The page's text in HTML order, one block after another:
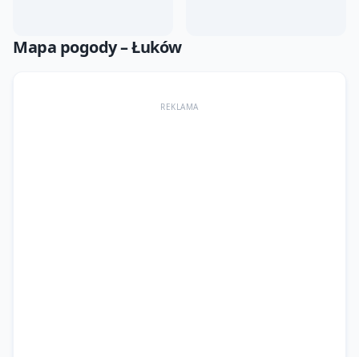
Mapa pogody –Łuków
REKLAMA